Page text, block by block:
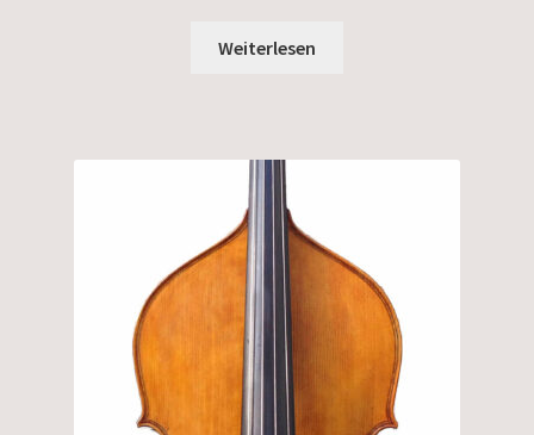
Weiterlesen